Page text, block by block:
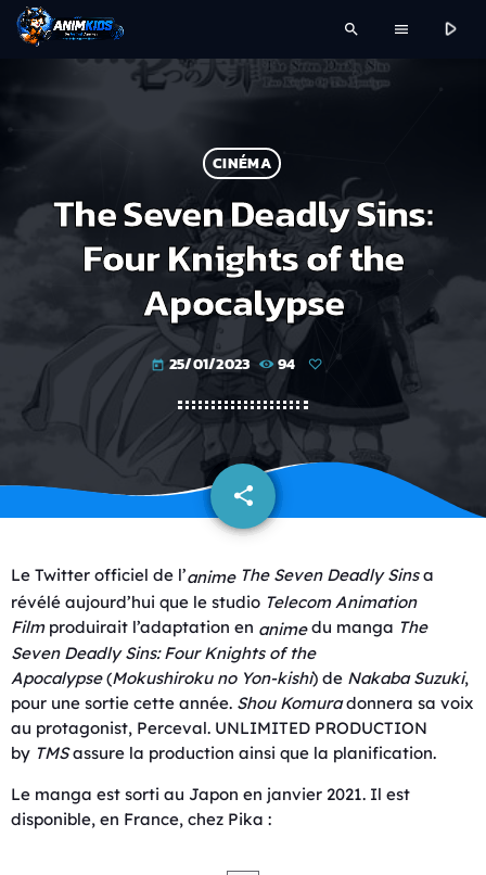
search menu play_arrow
CINÉMA
The Seven Deadly Sins:
Four Knights of the
Apocalypse
today 25/01/2023 94
share
email
Le Twitter officiel de l’anime The Seven Deadly Sinsa
révélé aujourd’hui que le studio Telecom Animation
Filmproduirait l’adaptation en animedu manga The
Seven Deadly Sins: Four Knights of the
Apocalypse(Mokushiroku no Yon-kishi) de Nakaba Suzuki,
pour une sortie cette année. Shou Komuradonnera sa voix
au protagonist, Perceval. UNLIMITED PRODUCTION
by TMSassure la production ainsi que la planification.
Le manga est sorti au Japon en janvier 2021. Il est
disponible, en France, chez Pika :